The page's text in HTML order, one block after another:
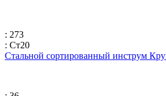
: 273
: Ст20
Стальной сортированный инструм